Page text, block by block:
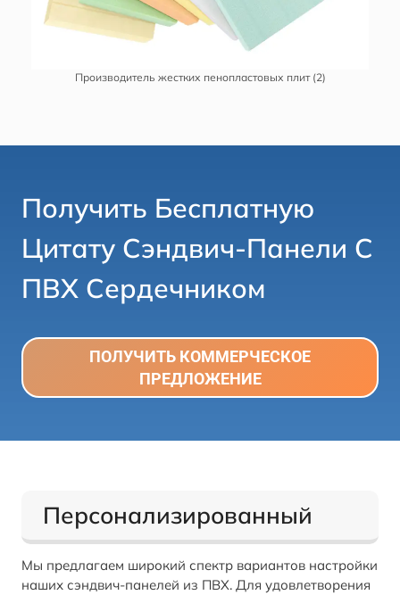
Производитель жестких пенопластовых плит (2)
Получить Бесплатную
Цитату Сэндвич-Панели С
ПВХ Сердечником
ПОЛУЧИТЬ КОММЕРЧЕСКОЕ
ПРЕДЛОЖЕНИЕ
Персонализированный
Мы предлагаем широкий спектр вариантов настройки
наших сэндвич-панелей из ПВХ. Для удовлетворения